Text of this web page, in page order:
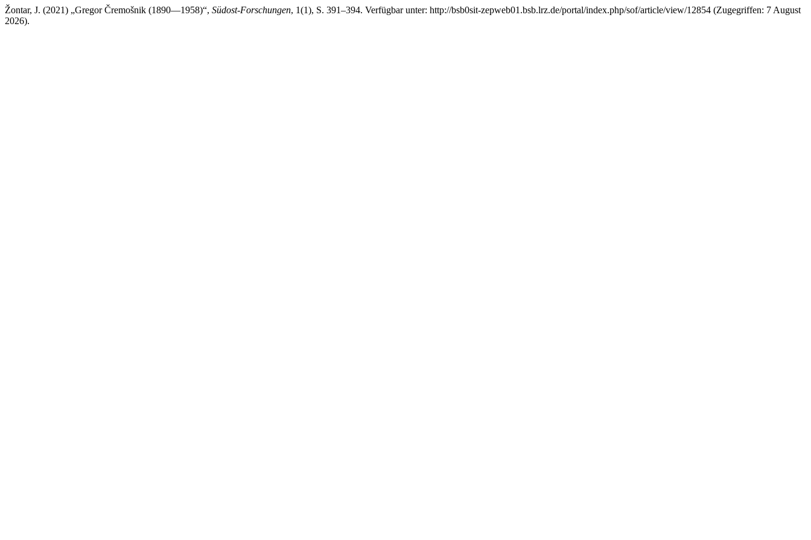
Žontar, J. (2021) „Gregor Čremošnik (1890—1958)“, Südost-Forschungen, 1(1), S. 391–394. Verfügbar unter: http://bsb0sit-zepweb01.bsb.lrz.de/portal/index.php/sof/article/view/12854 (Zugegriffen: 7 August
2026).